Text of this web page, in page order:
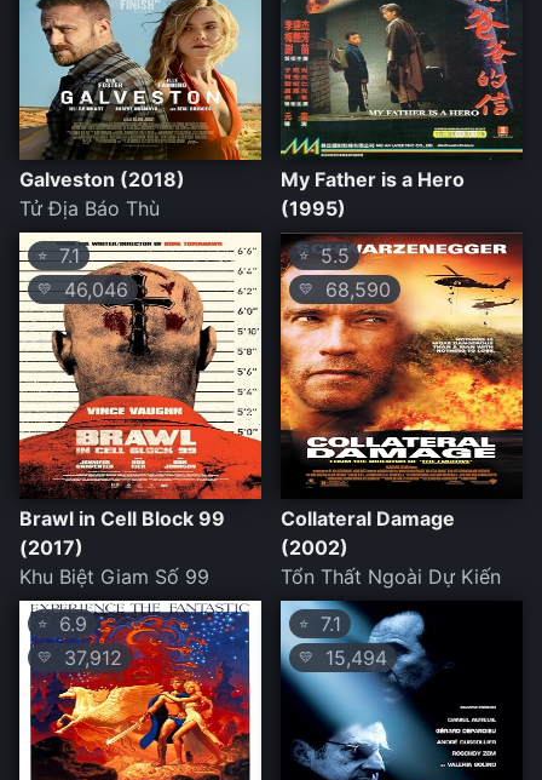
Galveston (2018)
Tử Địa Báo Thù
My Father is a Hero
(1995)
⭐7.1
💛 46,046
Brawl in Cell Block 99
(2017)
Khu Biệt Giam Số 99
⭐ 5.5
💛 68,590
Collateral Damage
(2002)
Tổn Thất Ngoài Dự Kiến
⭐ 6.9
💛 37,912
⭐ 7.1
💛 15,494